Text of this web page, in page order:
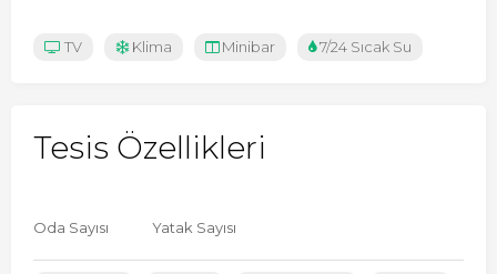
TV Klima Minibar 7/24 Sıcak Su
Tesis Özellikleri
Oda Sayısı Yatak Sayısı